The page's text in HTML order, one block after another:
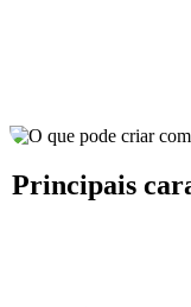
Principais